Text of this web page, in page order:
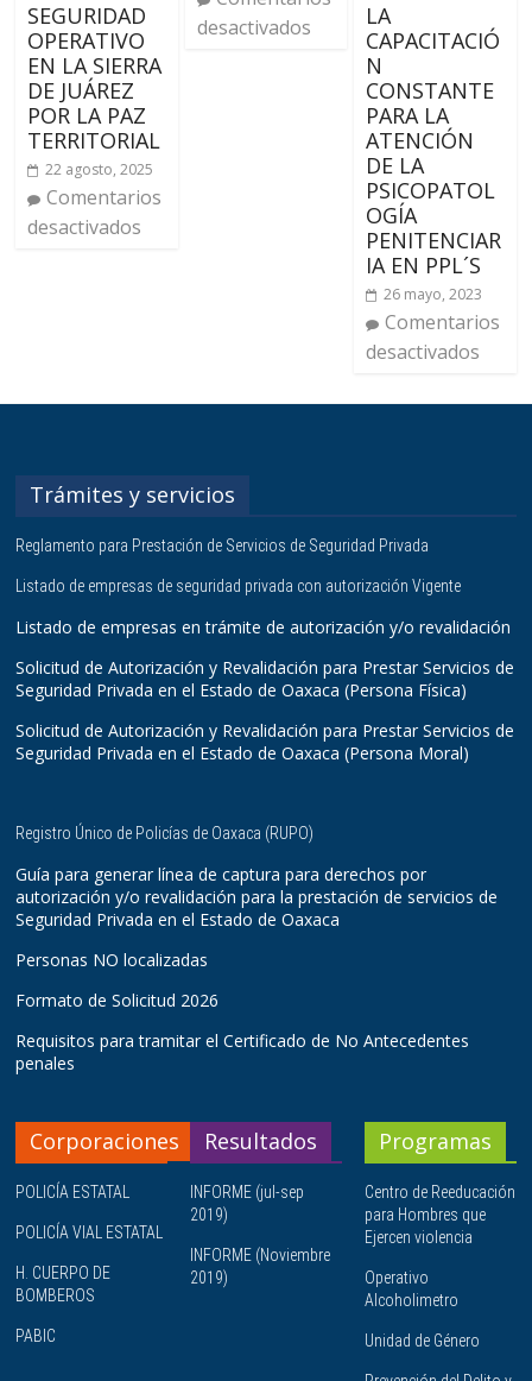
SEGURIDAD
OPERATIVO
EN LA SIERRA
DE JUÁREZ
POR LA PAZ
TERRITORIAL
22 agosto, 2025
Comentarios
desactivados
desactivados
LA
CAPACITACIÓ
N
CONSTANTE
PARA LA
ATENCIÓN
DE LA
PSICOPATOL
OGÍA
PENITENCIAR
IA EN PPL´S
26 mayo, 2023
Comentarios
desactivados
Trámites y servicios
Reglamento para Prestación de Servicios de Seguridad Privada
Listado de empresas de seguridad privada con autorización Vigente
Listado de empresas en trámite de autorización y/o revalidación
Solicitud de Autorización y Revalidación para Prestar Servicios de
Seguridad Privada en el Estado de Oaxaca (Persona Física)
Solicitud de Autorización y Revalidación para Prestar Servicios de
Seguridad Privada en el Estado de Oaxaca (Persona Moral)
Registro Único de Policías de Oaxaca (RUPO)
Guía para generar línea de captura para derechos por
autorización y/o revalidación para la prestación de servicios de
Seguridad Privada en el Estado de Oaxaca
Personas NO localizadas
Formato de Solicitud 2026
Requisitos para tramitar el Certificado de No Antecedentes
penales
Corporaciones
POLICÍA ESTATAL
POLICÍA VIAL ESTATAL
H. CUERPO DE
BOMBEROS
PABIC
Resultados
INFORME (jul-sep
2019)
INFORME (Noviembre
2019)
Programas
Centro de Reeducación
para Hombres que
Ejercen violencia
Operativo
Alcoholimetro
Unidad de Género